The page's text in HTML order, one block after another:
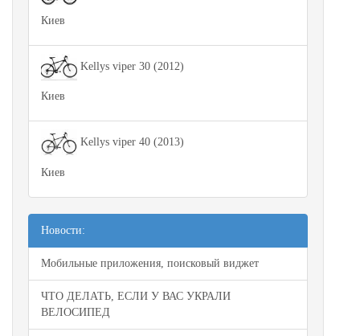
Киев
Kellys viper 30 (2012)
Киев
Kellys viper 40 (2013)
Киев
Новости:
Мобильные приложения, поисковый виджет
ЧТО ДЕЛАТЬ, ЕСЛИ У ВАС УКРАЛИ
ВЕЛОСИПЕД